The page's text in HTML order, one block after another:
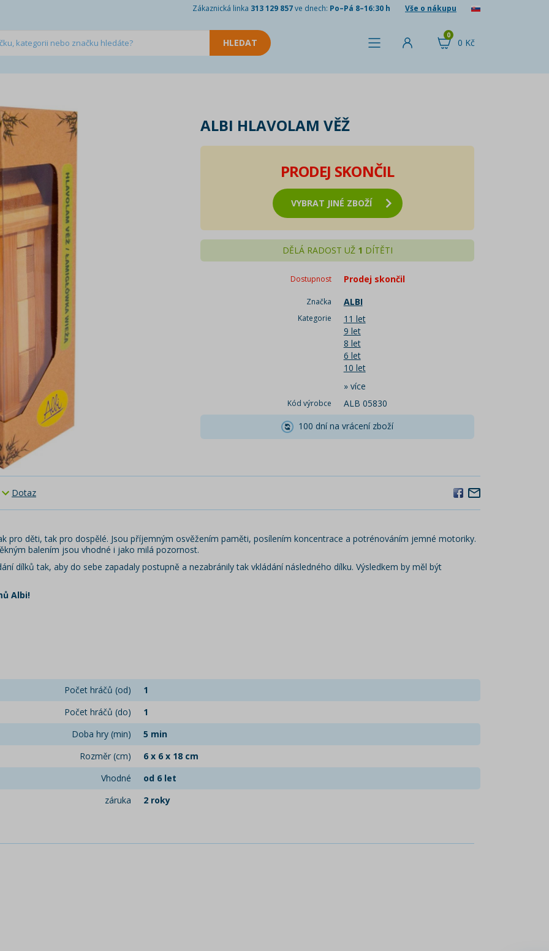
Zákaznická linka 313 129 857ve dnech: Po–Pá 8–16:30 h Vše o nákupu
0 Kč
0
ALBI HLAVOLAM VĚŽ
PRODEJ SKONČIL
VYBRAT JINÉ ZBOŽÍ
DĚLÁ RADOST UŽ 1 DÍTĚTI
Dostupnost Prodej skončil
Značka ALBI
Kategorie
11 let
9 let
8 let
6 let
10 let
» více
Kód výrobce
ALB 05830
100 dní na vrácení zboží
Dotaz
pro děti, tak pro dospělé. Jsou příjemným osvěžením paměti, posílením koncentrace a potrénováním jemné motoriky.
balením jsou vhodné i jako milá pozornost.
dílků tak, aby do sebe zapadaly postupně a nezabránily tak vkládání následného dílku. Výsledkem by měl být
Albi!
Počet hráčů (od)
1
Počet hráčů (do)
1
Doba hry (min)
5 min
Rozměr (cm)
6 x 6 x 18 cm
Vhodné
od 6 let
záruka
2 roky